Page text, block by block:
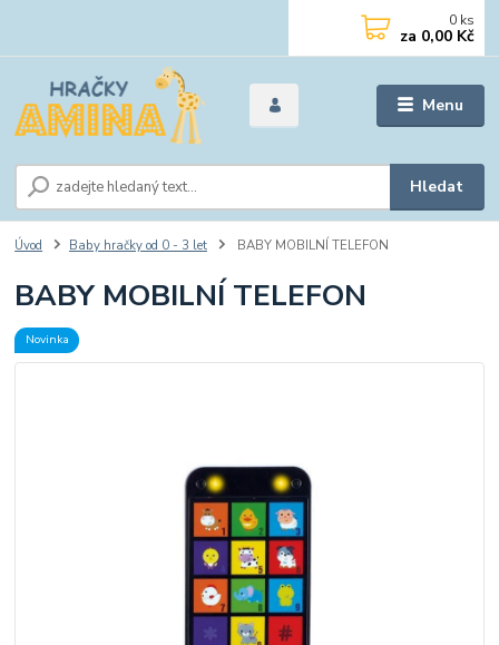
Menu
Hledat
0 ks
za 0,00 Kč
Úvod Baby hračky od 0 - 3 let BABY MOBILNÍ TELEFON
BABY MOBILNÍ TELEFON
Novinka